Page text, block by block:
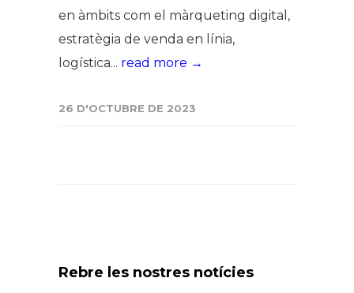
en àmbits com el màrqueting digital,
estratègia de venda en línia,
logística... read more →
26 D'OCTUBRE DE 2023
Rebre les nostres notícies